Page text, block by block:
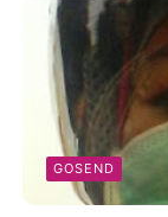
GOSEND